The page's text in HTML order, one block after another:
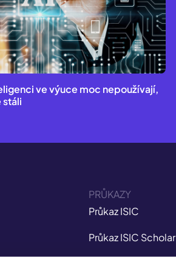
ve výuce moc nepoužívají,
stáli
PRŮKAZY
Průkaz ISIC
Průkaz ISIC Scholar